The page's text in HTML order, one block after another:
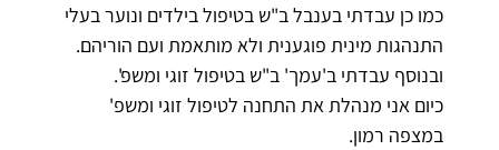
כמו כן עבדתי בענבל ב"ש בטיפול בילדים ונוער בעלי
התנהגות מינית פוגענית ולא מותאמת ועם הוריהם.
ובנוסף עבדתי ב'עמך' ב"ש בטיפול זוגי ומשפ'.
כיום אני מנהלת את התחנה לטיפול זוגי ומשפ'
במצפה רמון.